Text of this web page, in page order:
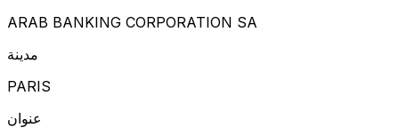
ARAB BANKING CORPORATION SA
مدينة
PARIS
عنوان